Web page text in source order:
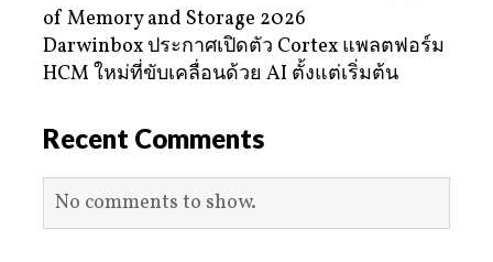
of Memory and Storage 2026
Darwinbox ประกาศเปิดตัว Cortex แพลตฟอร์ม
HCM ใหม่ที่ขับเคลื่อนด้วย AI ตั้งแต่เริ่มต้น
Recent Comments
No comments to show.